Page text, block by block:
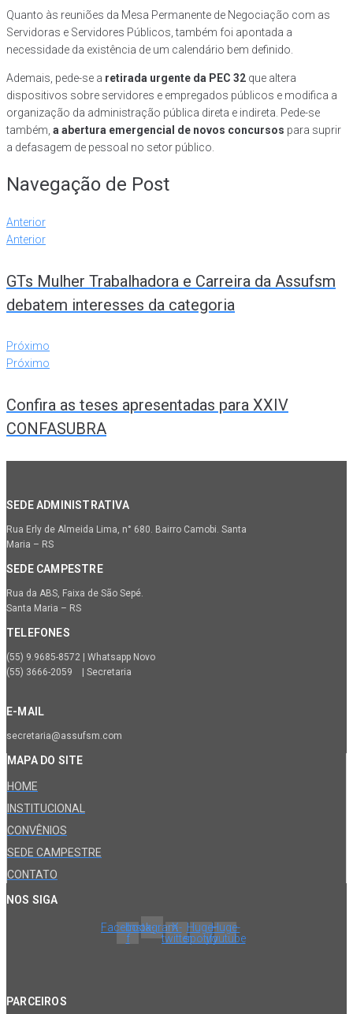
Quanto às reuniões da Mesa Permanente de Negociação com as
Servidoras e Servidores Públicos, também foi apontada a
necessidade da existência de um calendário bem definido.
Ademais, pede-se a retirada urgente da PEC 32 que altera
dispositivos sobre servidores e empregados públicos e modifica a
organização da administração pública direta e indireta. Pede-se
também, a abertura emergencial de novos concursos para suprir
a defasagem de pessoal no setor público.
Navegação de Post
Anterior
Anterior
GTs Mulher Trabalhadora e Carreira da Assufsm
debatem interesses da categoria
Próximo
Próximo
Confira as teses apresentadas para XXIV
CONFASUBRA
SEDE ADMINISTRATIVA
Rua Erly de Almeida Lima, n° 680. Bairro Camobi. Santa
Maria – RS
SEDE CAMPESTRE
Rua da ABS, Faixa de São Sepé.
Santa Maria – RS
TELEFONES
(55) 9.9685-8572 | Whatsapp Novo
(55) 3666-2059 | Secretaria
E-MAIL
secretaria@assufsm.com
MAPA DO SITE
HOME
INSTITUCIONAL
CONVÊNIOS
SEDE CAMPESTRE
CONTATO
NOS SIGA
Facebook-
f
InstagramX-
twitter
Huge-
spotify
Huge-
youtube
PARCEIROS